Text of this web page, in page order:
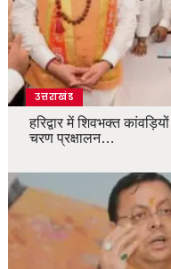
उत्तराखंड
हरिद्वार में शिवभक्त
चरण प्रक्षालन…